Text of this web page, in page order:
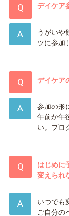
デイケア
うがいや
ツに参加
デイケア
参加の形
午前か午
い。プロ
はじめに
変えられ
いつでも
ご自分の